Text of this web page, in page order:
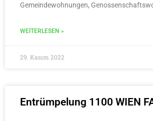
Gemeindewohnungen,
WEITERLESEN »
29. Kasım 2022
Entrümpelung 1100 WIEN